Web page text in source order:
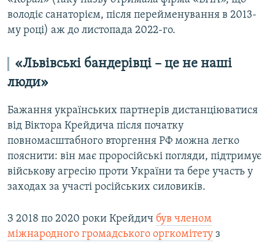
володіє санаторієм, після перейменування в 2013-
му році) аж до листопада 2022-го.
«Львівські бандерівці – це не наші
люди»
Бажання українських партнерів дистанціюватися
від Віктора Крейдича після початку
повномасштабного вторгення РФ можна легко
пояснити: він має проросійські погляди, підтримує
військову агресію проти України та бере участь у
заходах за участі російських силовиків.
З 2018 по 2020 роки Крейдич був членом
міжнародного громадського оргкомітету з